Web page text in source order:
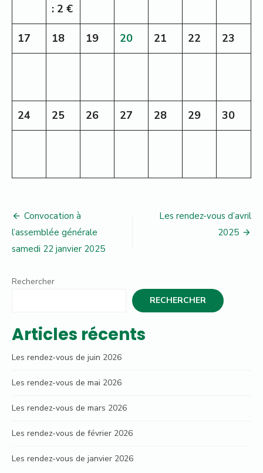
: 2 €
17 18 19 20 21 22 23
24 25 26 27 28 29 30
Navigation
de
l’article
Convocation à
l’assemblée générale
samedi 22 janvier 2025
Les rendez-vous d’avril
2025
Rechercher
RECHERCHER
Articles récents
Les rendez-vous de juin 2026
Les rendez-vous de mai 2026
Les rendez-vous de mars 2026
Les rendez-vous de février 2026
Les rendez-vous de janvier 2026